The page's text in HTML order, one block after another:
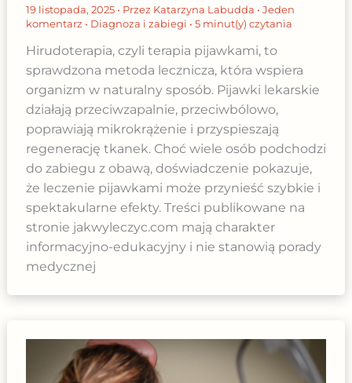
19 listopada, 2025 • Przez Katarzyna Labudda • Jeden
komentarz • Diagnoza i zabiegi • 5 minut(y) czytania
Hirudoterapia, czyli terapia pijawkami, to
sprawdzona metoda lecznicza, która wspiera
organizm w naturalny sposób. Pijawki lekarskie
działają przeciwzapalnie, przeciwbólowo,
poprawiają mikrokrążenie i przyspieszają
regenerację tkanek. Choć wiele osób podchodzi
do zabiegu z obawą, doświadczenie pokazuje,
że leczenie pijawkami może przynieść szybkie i
spektakularne efekty. Treści publikowane na
stronie jakwyleczyc.com mają charakter
informacyjno-edukacyjny i nie stanowią porady
medycznej